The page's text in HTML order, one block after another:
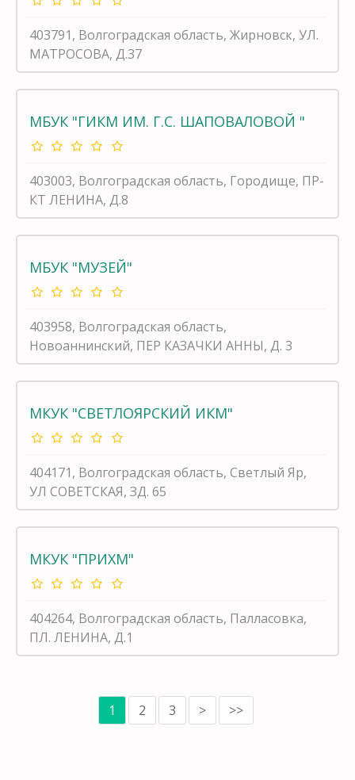
403791, Волгоградская область, Жирновск, УЛ.
МАТРОСОВА, Д.37
МБУК "ГИКМ ИМ. Г.С. ШАПОВАЛОВОЙ "
403003, Волгоградская область, Городище, ПР-
КТ ЛЕНИНА, Д.8
МБУК "МУЗЕЙ"
403958, Волгоградская область,
Новоаннинский, ПЕР КАЗАЧКИ АННЫ, Д. 3
МКУК "СВЕТЛОЯРСКИЙ ИКМ"
404171, Волгоградская область, Светлый Яр,
УЛ СОВЕТСКАЯ, ЗД. 65
МКУК "ПРИХМ"
404264, Волгоградская область, Палласовка,
ПЛ. ЛЕНИНА, Д.1
1 2 3 > >>